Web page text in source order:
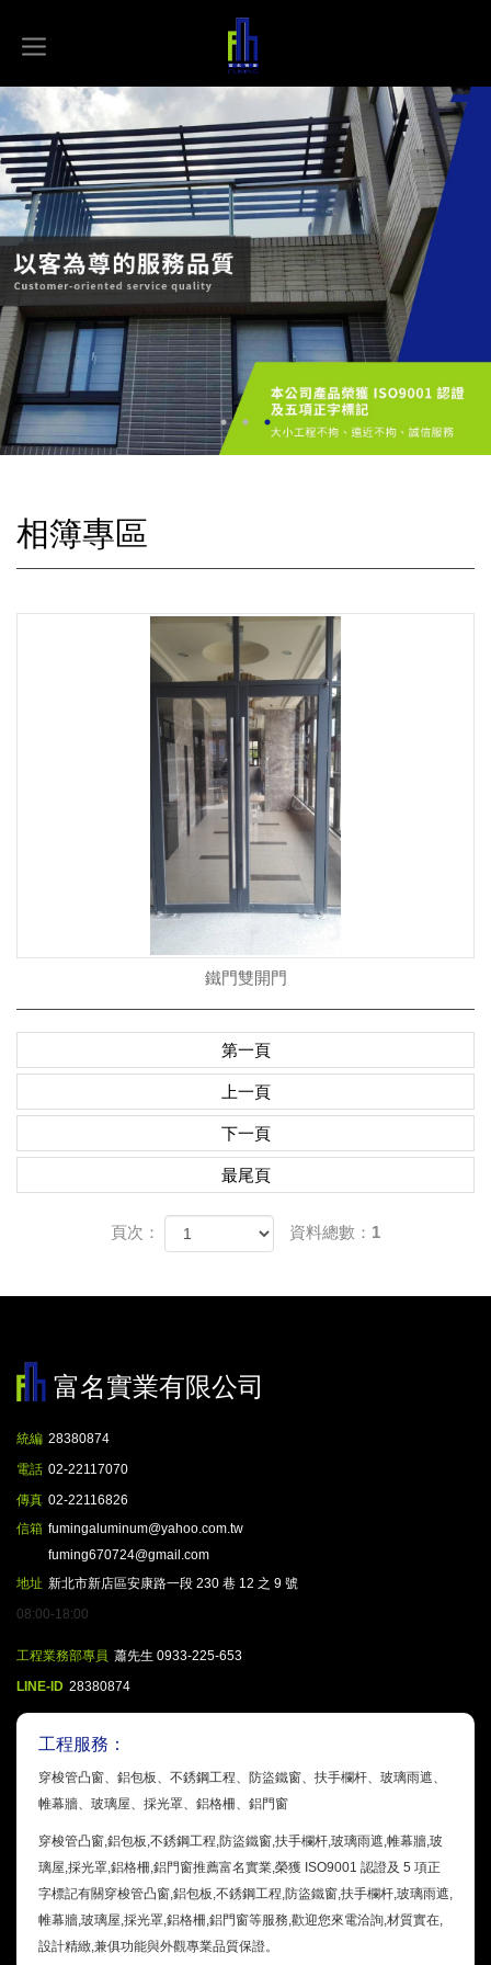
相簿專區
鐵門雙開門
第一頁
上一頁
下一頁
最尾頁
頁次： 資料總數：1
富名實業有限公司
統編 28380874
電話 02-22117070
傳真 02-22116826
信箱 fumingaluminum@yahoo.com.tw
fuming670724@gmail.com
地址 新北市新店區安康路一段 230 巷 12 之 9 號
08:00-18:00
工程業務部專員 蕭先生 0933-225-653
LINE-ID 28380874
工程服務：
穿梭管凸窗、鋁包板、不銹鋼工程、防盜鐵窗、扶手欄杆、玻璃雨遮、
帷幕牆、玻璃屋、採光罩、鋁格柵、鋁門窗
穿梭管凸窗,鋁包板,不銹鋼工程,防盜鐵窗,扶手欄杆,玻璃雨遮,帷幕牆,玻
璃屋,採光罩,鋁格柵,鋁門窗推薦富名實業,榮獲 ISO9001 認證及 5 項正
字標記有關穿梭管凸窗,鋁包板,不銹鋼工程,防盜鐵窗,扶手欄杆,玻璃雨遮,
帷幕牆,玻璃屋,採光罩,鋁格柵,鋁門窗等服務,歡迎您來電洽詢,材質實在,
設計精緻,兼俱功能與外觀專業品質保證。